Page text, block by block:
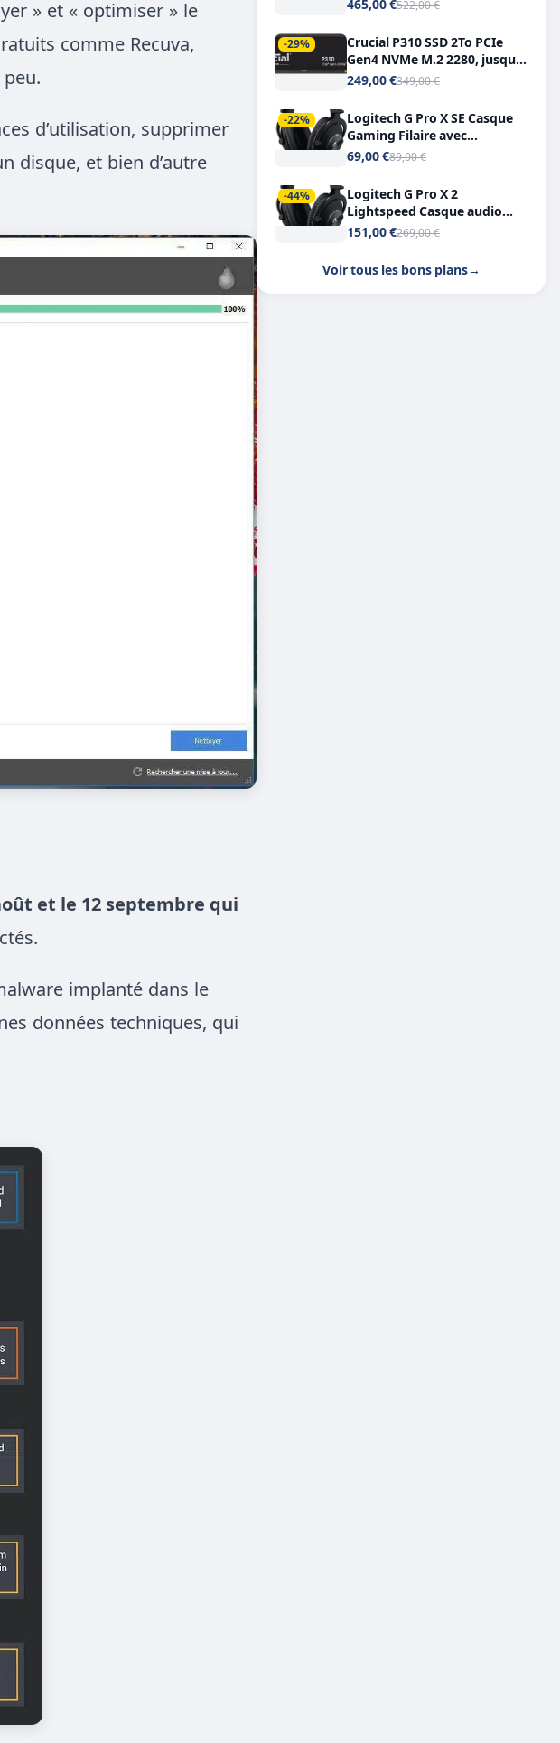
» et « optimiser » le
comme Recuva,
d’utilisation, supprimer
disque, et bien d’autre
et le 12 septembre qui
implanté dans le
données techniques, qui
465,00 €522,00 €
-29%
Crucial P310 SSD 2To PCIe
Gen4 NVMe M.2 2280, jusqu’à
7.100 Mo/s
249,00 €349,00 €
-22%
Logitech G Pro X SE Casque
Gaming Filaire avec
Microphone Micro
7.1
69,00 €89,00 €
-44%
Logitech G Pro X 2
Lightspeed Casque audio
bluetooth
151,00 €269,00 €
Voir tous les bons plans→